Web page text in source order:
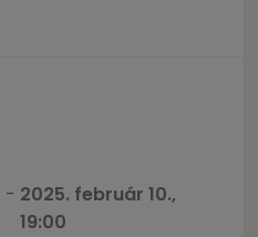
- 2025. február 10.,
19:00